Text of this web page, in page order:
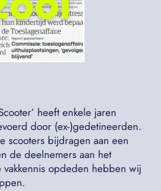
heeft enkele jaren
door (ex-)gedetineerden.
scooters bijdragen aan een
de deelnemers aan het
vakkennis opdeden hebben wij